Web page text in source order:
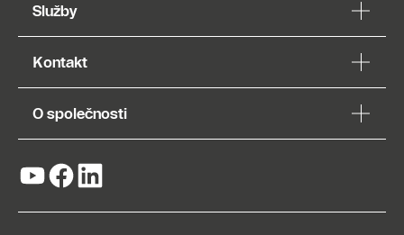
Služby
Kontakt
O společnosti